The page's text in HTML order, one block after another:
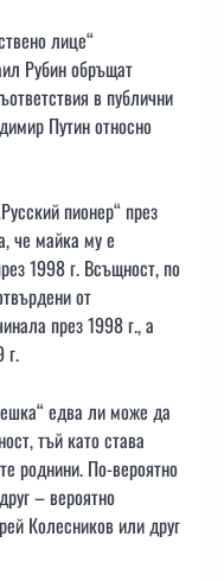
лице“
Рубин обръщат
в публични
Путин относно
пионер“ през
че майка му е
1998 г. Всъщност, по
от
през 1998 г., а
г.
едва ли може да
тъй като става
роднини. По-вероятно
– вероятно
Колесников или друг